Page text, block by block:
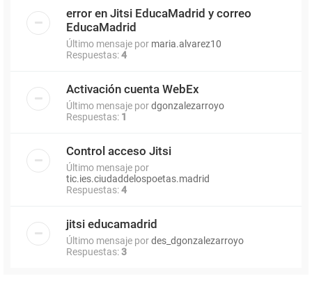
error en Jitsi EducaMadrid y correo
EducaMadrid
Último mensaje por maria.alvarez10
Respuestas:4
Activación cuenta WebEx
Último mensaje pordgonzalezarroyo
Respuestas: 1
Control acceso Jitsi
Último mensaje por
tic.ies.ciudaddelospoetas.madrid
Respuestas:4
jitsi educamadrid
Último mensaje pordes_dgonzalezarroyo
Respuestas:3